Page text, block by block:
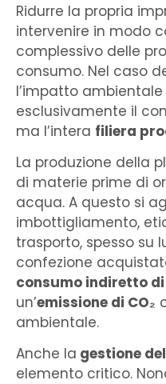
Ridurre la propria
intervenire in modo
complessivo delle
consumo. Nel caso
l’impatto
esclusivamente il
ma l’intera filiera
La produzione della
di materie prime di
acqua. A questo si
imbottigliamento,
trasporto, spesso su
confezione
consumo indiretto
un’emissione di CO₂
ambientale.
Anche la gestione
elemento critico.